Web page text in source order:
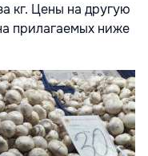
кг. Цены на другую
прилагаемых ниже